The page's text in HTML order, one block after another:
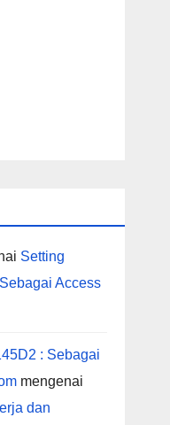
Setting
Access
: Sebagai
mengenai
dan